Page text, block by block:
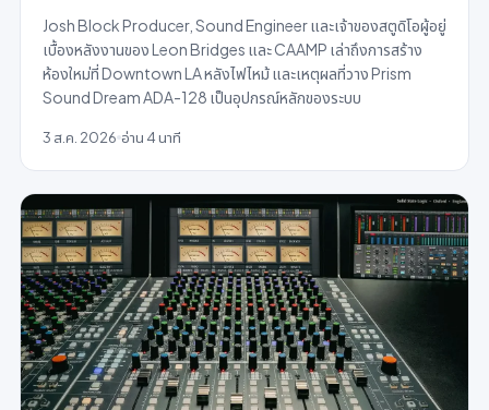
Josh Block Producer, Sound Engineer และเจ้าของสตูดิโอผู้อยู่
เบื้องหลังงานของ Leon Bridges และ CAAMP เล่าถึงการสร้าง
ห้องใหม่ที่ Downtown LA หลังไฟไหม้ และเหตุผลที่วาง Prism
Sound Dream ADA-128 เป็นอุปกรณ์หลักของระบบ
3 ส.ค. 2026 อ่าน 4 นาที